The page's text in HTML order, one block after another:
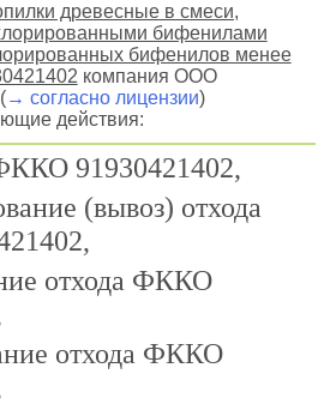
древесные в смеси,
бифенилами
бифенилов менее
компания ООО
→ согласно лицензии)
действия:
91930421402,
(вывоз) отхода
отхода ФККО
отхода ФККО